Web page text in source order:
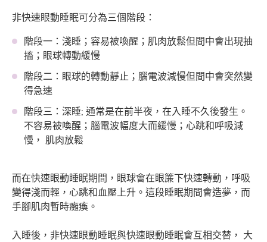
非快速眼動睡眠可分為三個階段：
階段一：淺睡；容易被喚醒；肌肉放鬆但間中會出現抽
搐；眼球轉動緩慢
階段二：眼球的轉動靜止；腦電波減慢但間中會突然變
得急速
階段三：深睡; 通常是在前半夜，在入睡不久後發生。
不容易被喚醒；腦電波幅度大而緩慢；心跳和呼吸減
慢， 肌肉放鬆
而在快速眼動睡眠期間，眼球會在眼簾下快速轉動，呼吸
變得淺而輕，心跳和血壓上升。這段睡眠期間會造夢，而
手腳肌肉暫時癱瘓。
入睡後，非快速眼動睡眠與快速眼動睡眠會互相交替， 大